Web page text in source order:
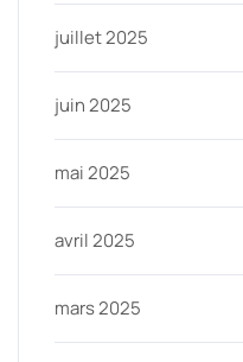
juillet 2025
juin 2025
mai 2025
avril 2025
mars 2025